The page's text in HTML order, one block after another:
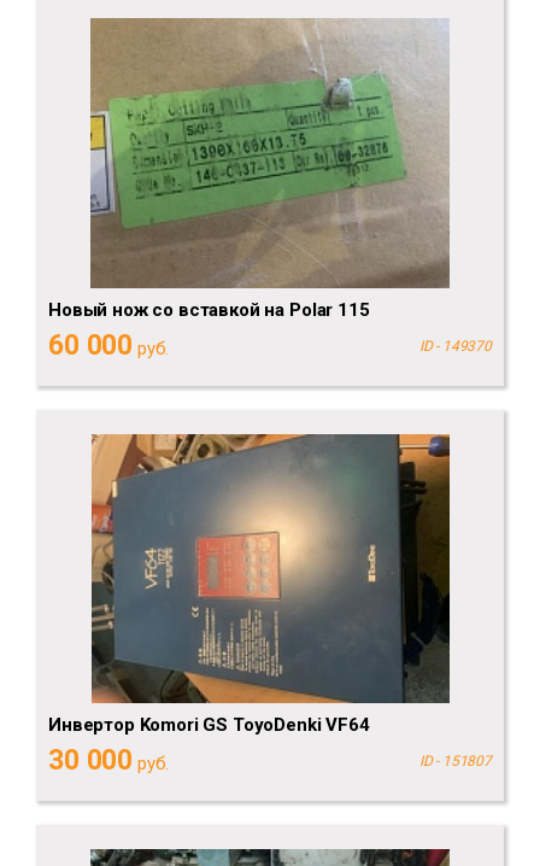
Новый нож со вставкой на Polar 115
60 000 руб. ID - 149370
Инвертор Komori GS ToyoDenki VF64
30 000 руб. ID - 151807